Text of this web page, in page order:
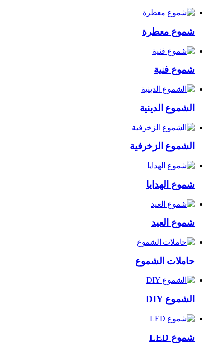
شموع معطرة
شموع فنية
الشموع الدينية
الشموع الزخرفية
شموع الهدايا
شموع العيد
حاملات الشموع
الشموع DIY
شموع LED